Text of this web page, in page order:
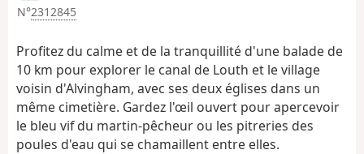
a
o
N°2312845
Profitez du calme et de la tranquillité d'une balade de
10 km pour explorer le canal de Louth et le village
voisin d'Alvingham, avec ses deux églises dans un
même cimetière. Gardez l'œil ouvert pour apercevoir
le bleu vif du martin-pêcheur ou les pitreries des
poules d'eau qui se chamaillent entre elles.